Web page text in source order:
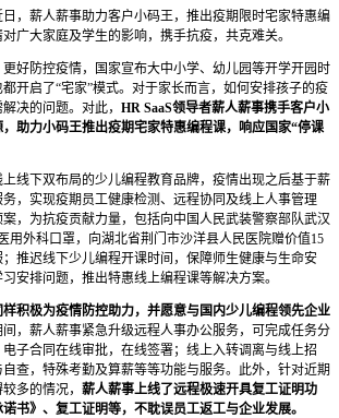
，薪人薪事助力客户小码王，推出疫期限时宅家特惠编
广大家庭及学生的影响，携手抗疫，共克难关。
好防控疫情，国家宣布大中小学、幼儿园等开学开园时
开启了“宅家”模式。对于家长而言，如何安排孩子的疫
决的问题。对此， HR SaaS领导者薪人薪事携手客户小
助力小码王推出疫期宅家特惠编程课，响应国家“停课
线下双布局的少儿编程教育品牌，疫情出现之后基于薪
，实现疫期员工健康检测、远程协同及线上人事管理
，为抗疫贡献力量，包括向中国人民武装警察部队武汉
用外科口罩，向湖北省荆门市沙洋县人民医院赠价值15
推迟线下少儿编程开课时间，保障师生健康与生命安
安排问题，推出特惠线上编程课等解决方案。
积极为疫情防控助力，并愿意与国内少儿编程领先企业
间，薪人薪事紧急升级远程人事办公服务，可完成任务分
子合同在线审批，在线签署；线上入转调离与线上招
查，特殊考勤及算薪等等功能与服务。此外，针对近期
多的情况， 薪人薪事上线了远程极速开具复工证明功
书》、复工证明等，不耽误员工返工与企业发展。